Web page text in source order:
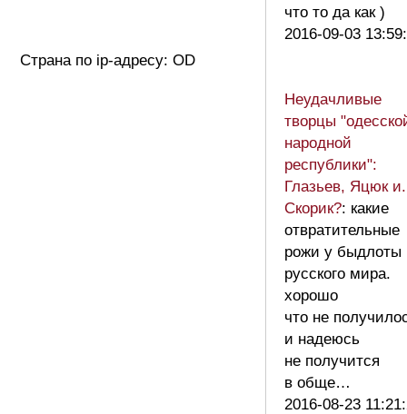
Страна по ip-адресу: OD
что то да как )
2016-09-03
Неудачливые
творцы
народной
республики":
Глазьев, Яцюк
Скорик?: какие
отвратительные
рожи у быдлоты
русского мира.
хорошо
что не
и надеюсь
не получится
в обще…
2016-08-23